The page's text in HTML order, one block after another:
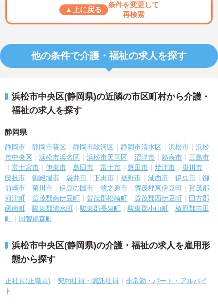
▲上に戻る
条件を変更して
再検索
他の条件で介護・福祉の求人を探す
浜松市中央区(静岡県)の近隣の市区町村から介護・
福祉の求人を探す
静岡県
静岡市 静岡市葵区 静岡市駿河区 静岡市清水区 浜松市
浜松
市中央区
浜松市浜名区 浜松市天竜区 沼津市 熱海市
三島市
富士宮市
伊東市 島田市 富士市 磐田市 焼津市
掛川市
藤枝市
御殿場市 袋井市 下田市 裾野市 湖西市 伊豆市
御
前崎市
菊川市 伊豆の国市 牧之原市 賀茂郡東伊豆町
賀茂郡
河津町
賀茂郡南伊豆町 賀茂郡松崎町 賀茂郡西伊豆町
田方郡
函南町
駿東郡清水町 駿東郡長泉町 駿東郡小山町
榛原郡吉田
町
周智郡森町
浜松市中央区(静岡県)の介護・福祉の求人を雇用形
態から探す
正社員(正職員) 契約社員・嘱託社員
非常勤・パート・アルバイ
ト